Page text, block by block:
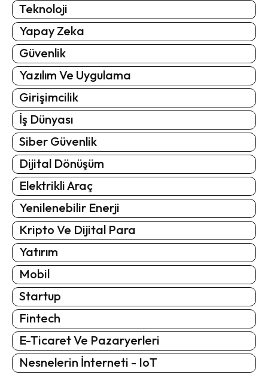
Teknoloji
Yapay Zeka
Güvenlik
Yazılım Ve Uygulama
Girişimcilik
İş Dünyası
Siber Güvenlik
Dijital Dönüşüm
Elektrikli Araç
Yenilenebilir Enerji
Kripto Ve Dijital Para
Yatırım
Mobil
Startup
Fintech
E-Ticaret Ve Pazaryerleri
Nesnelerin İnterneti - IoT